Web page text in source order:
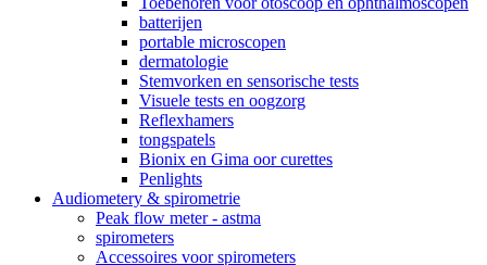
batterijen
portable microscopen
dermatologie
Stemvorken en sensorische tests
Visuele tests en oogzorg
Reflexhamers
tongspatels
Bionix en Gima oor curettes
Penlights
Audiometery & spirometrie
Peak flow meter - astma
spirometers
Accessoires voor spirometers